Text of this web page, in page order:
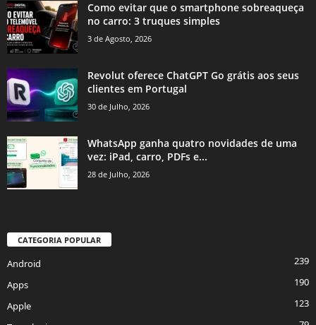
Como evitar que o smartphone sobreaqueça
no carro: 3 truques simples
3 de Agosto, 2026
Revolut oferece ChatGPT Go grátis aos seus
clientes em Portugal
30 de Julho, 2026
WhatsApp ganha quatro novidades de uma
vez: iPad, carro, PDFs e...
28 de Julho, 2026
CATEGORIA POPULAR
Android
239
Apps
190
Apple
123